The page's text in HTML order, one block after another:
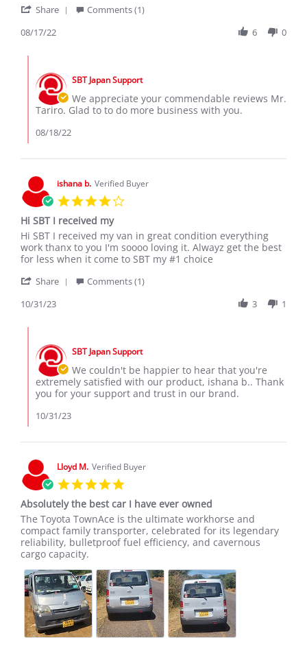
Tariro
on
Aug
The
was
great
Share
on
Aug
2022
Comments (1)
08/17/22
6 0
Store
Owner
on
by
Tariro
17
Aug
2022
SBT Japan Support
We appreciate your commendable reviews Mr.
Tariro. Glad to to do more business with you.
08/18/22
ishana b. Verified Buyer
Hi SBT I received my
Review
by
ishana
on
Oct
review
stating
Hi
I
my
Hi SBT I received my van in great condition everything
work thanx to you I'm soooo loving it. Alwayz get the best
for less when it come to SBT my #1 choice
Share
on
Oct
2023
Comments (1)
10/31/23
3 1
Store
Owner
on
Review
by
ishana
b.
Oct
2023
SBT Japan Support
We couldn't be happier to hear that you're
extremely satisfied with our product, ishana b.. Thank
you for your support and trust in our brand.
10/31/23
Lloyd M. Verified Buyer
rating
Absolutely the best car I have ever owned
Review
by
Lloyd
M.
8
Jun
2026
review
stating
Absolutely
the
car
have
ever
owned
The Toyota TownAce is the ultimate workhorse and
compact family transporter, celebrated for its legendary
reliability, bulletproof fuel efficiency, and cavernous
cargo capacity.